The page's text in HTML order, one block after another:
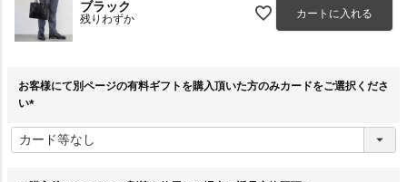
ブラック
残りわずか カートに入れる
お客様にて別ページの有料ギフトを購入頂いた方のみカードをご選択くださ
い
必
須